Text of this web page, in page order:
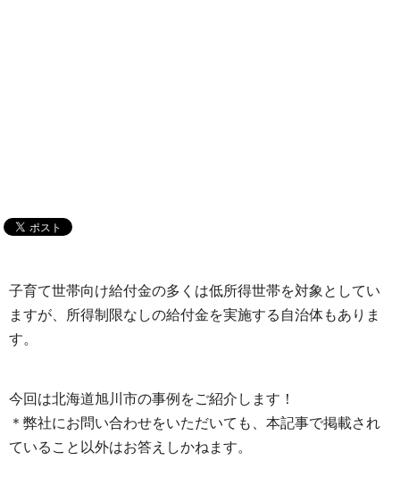
子育て世帯向け給付金の多くは低所得世帯を対象としてい
ますが、所得制限なしの給付金を実施する自治体もありま
す。
今回は北海道旭川市の事例をご紹介します！
＊弊社にお問い合わせをいただいても、本記事で掲載され
ていること以外はお答えしかねます。